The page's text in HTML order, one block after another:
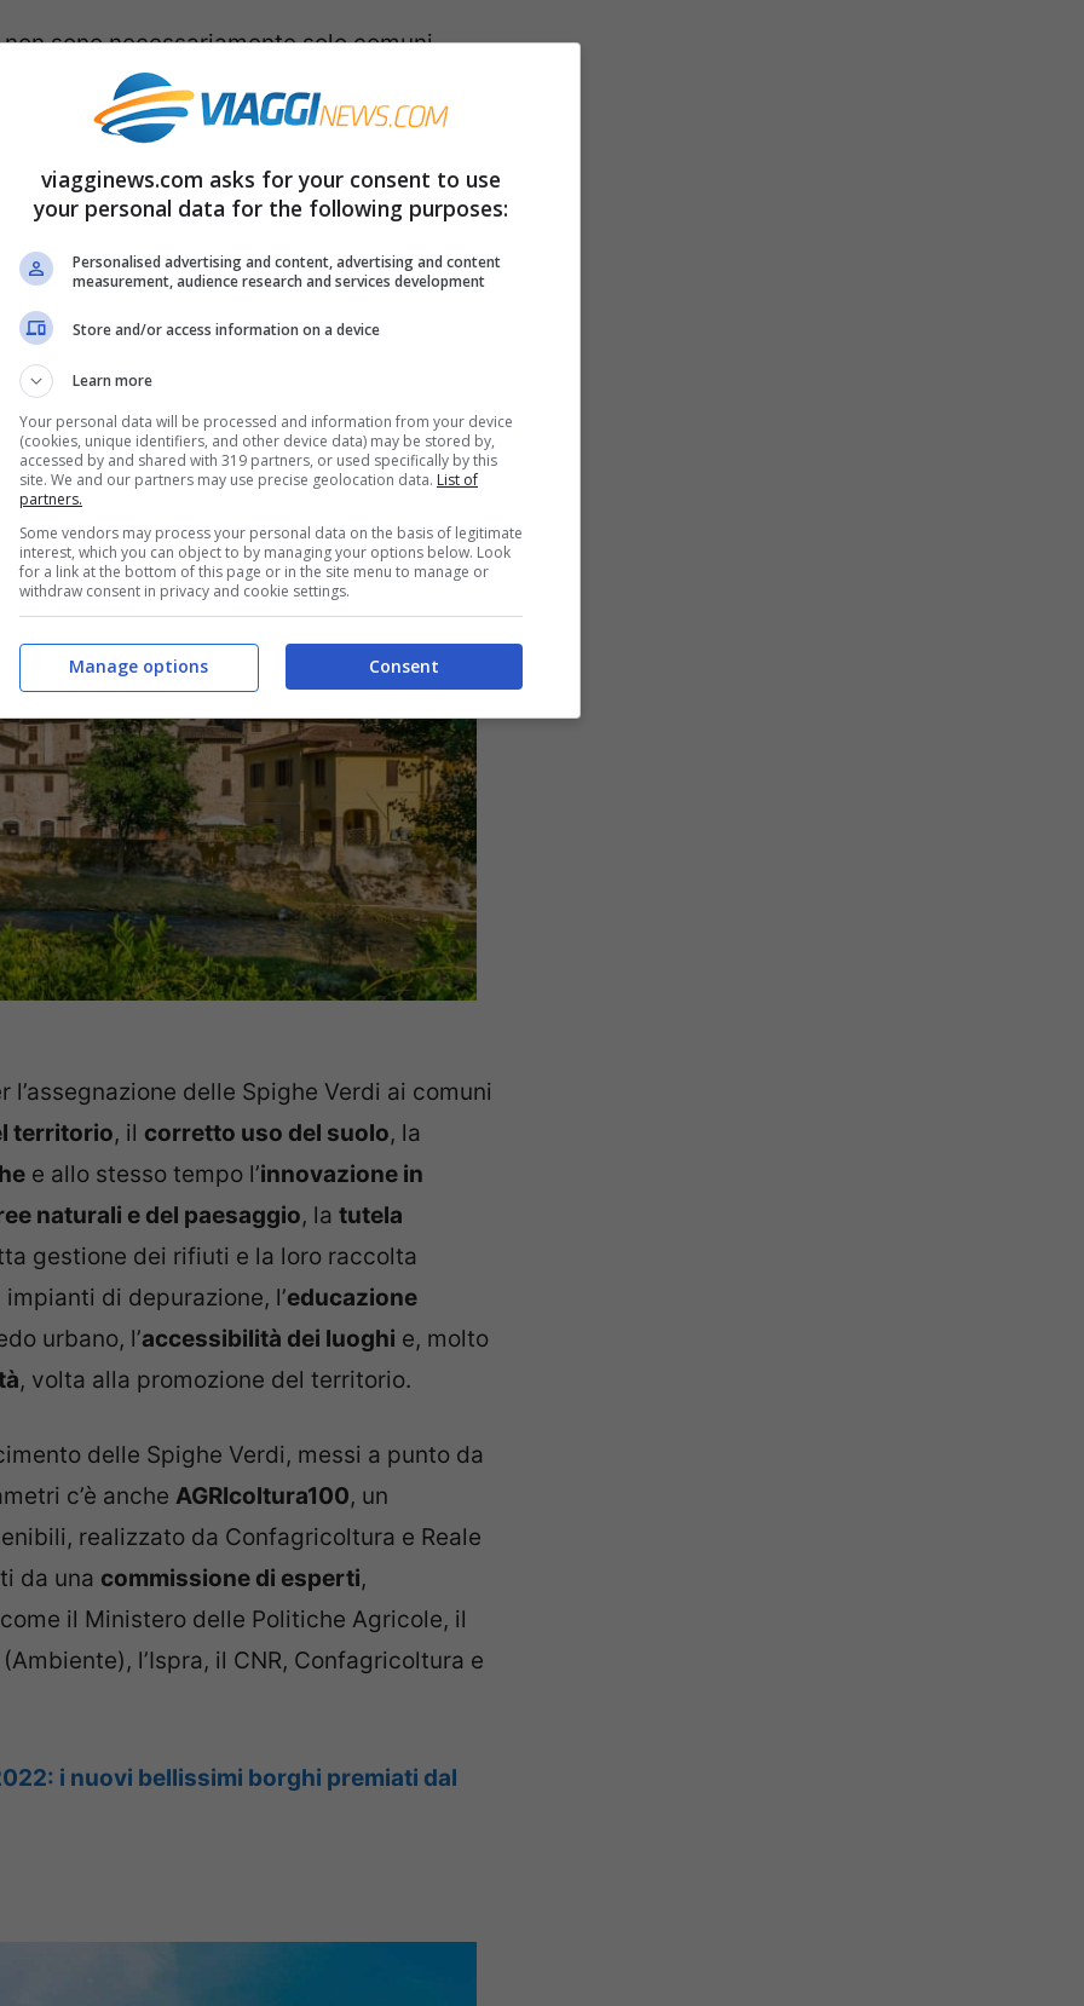
sono necessariamente solo comuni
infatti, cittadine e località balneari,
Blu, che hanno scommesso sulla loro
numero ottenuto dalla differenza tra le7
delle Spighe Verdi ai comuni
territorio, il corretto uso del suolo, la
e allo stesso tempo l’innovazione in
naturali e del paesaggio, la tutela
gestione dei rifiuti e la loro raccolta
di depurazione, l’educazione
urbano, l’accessibilità dei luoghi e, molto
, volta alla promozione del territorio.
delle Spighe Verdi, messi a punto da
c’è anche AGRIcoltura100, un
realizzato da Confagricoltura e Reale
da una commissione di esperti,
il Ministero delle Politiche Agricole, il
l’Ispra, il CNR, Confagricoltura e
i nuovi bellissimi borghi premiati dal
viagginews.com asks for your consent to use
your personal data for the following purposes:
Personalised advertising and content, advertising and content
measurement, audience research and services development
Store and/or access information on a device
Learn more
Your personal data will be processed and information from your device
(cookies, unique identifiers, and other device data) may be stored by,
accessed by and shared with 319 partners, or used specifically by this
site. We and our partners may use precise geolocation data. List of
partners.
Some vendors may process your personal data on the basis of legitimate
interest, which you can object to by managing your options below. Look
for a link at the bottom of this page or in the site menu to manage or
withdraw consent in privacy and cookie settings.
Consent
Manage options